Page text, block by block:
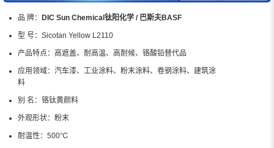
品 牌： DIC Sun Chemical钛阳化学 / 巴斯夫BASF
型 号： Sicotan Yellow L2110
产品特点： 高遮盖、耐高温、高耐候、铬酸铅替代品
应用领域： 汽车漆、工业涂料、粉末涂料、卷钢涂料、建筑涂
料
别 名： 铬钛黄颜料
外观形状： 粉末
耐温性： 500℃